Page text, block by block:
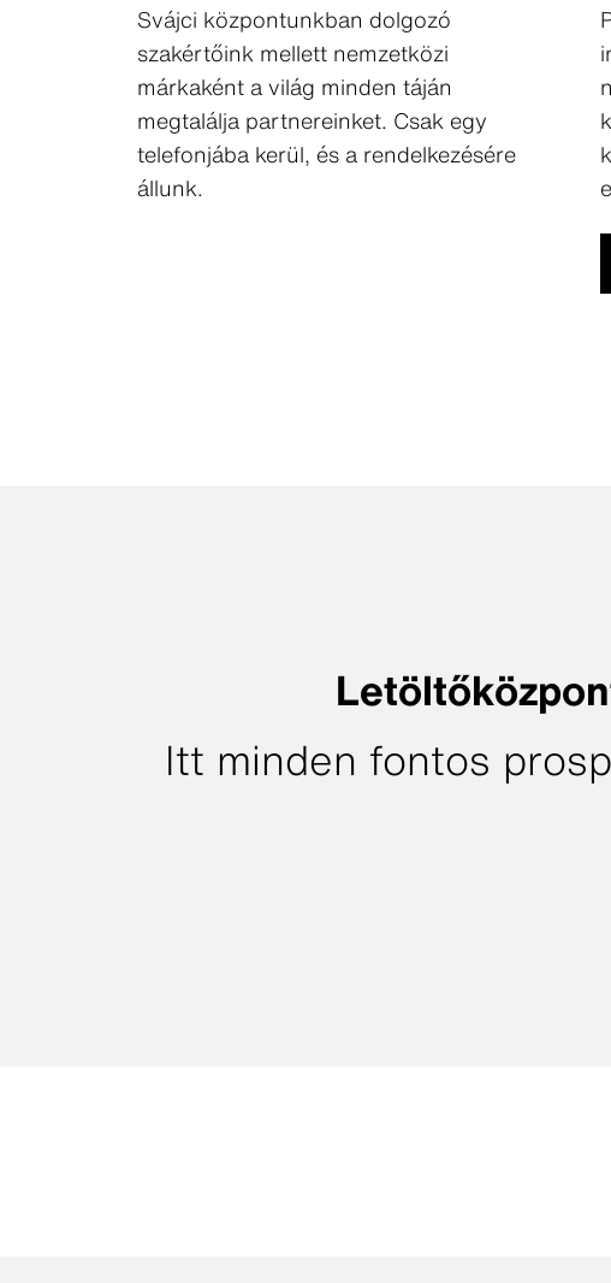
Svájci központunkban dolgozó
szakértőink mellett nemzetközi
márkaként a világ minden táján
megtalálja partnereinket. Csak egy
telefonjába kerül, és a rendelkezésére
állunk.
Itt minden fontos